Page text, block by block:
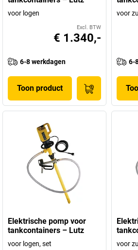
voor logen
Excl. BTW
€ 1.340,-
6-8 werkdagen
Toon product
voor
6-
Elektrische pomp voor
tankcontainers – Lutz
voor logen, set voor